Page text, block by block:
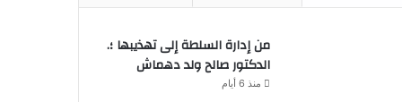
من إدارة السلطة إلى تهذيبها ؛.
الدكتور صالح ولد دهماش
منذ 6 أيام